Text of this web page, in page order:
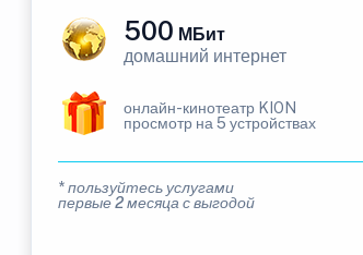
500 МБит
домашний интернет
онлайн-кинотеатр KION
просмотр на 5 устройствах
* пользуйтесь услугами
первые 2 месяца с выгодой